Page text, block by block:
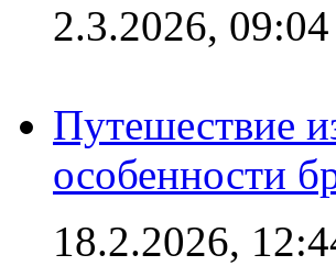
2.3.2026, 09:04
Путешествие
особенности
18.2.2026,